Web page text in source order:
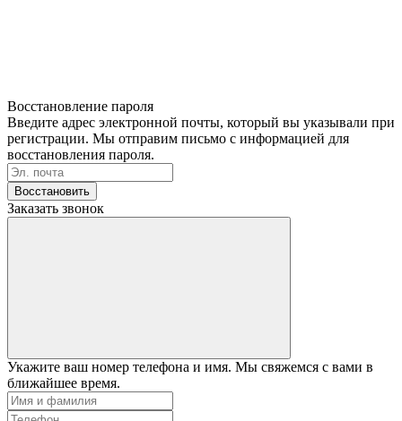
Восстановление пароля
Введите адрес электронной почты, который вы указывали при
регистрации. Мы отправим письмо с информацией для
восстановления пароля.
Восстановить
Заказать звонок
Укажите ваш номер телефона и имя. Мы свяжемся с вами в
ближайшее время.